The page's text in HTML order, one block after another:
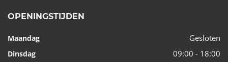
OPENINGSTIJDEN
Maandag Gesloten
Dinsdag 09:00 - 18:00